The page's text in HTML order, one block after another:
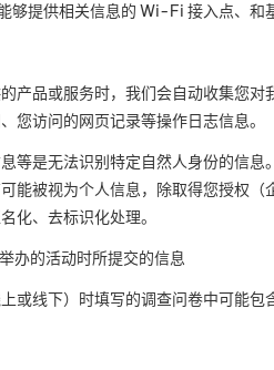
够提供相关信息的 Wi-Fi 接入点、和
产品或服务时，我们会自动收集您
您访问的网页记录等操作日志信息。
等是无法识别特定自然人身份的信
能被视为个人信息，除取得您授权（
化、去标识化处理。
办的活动时所提交的信息
或线下）时填写的调查问卷中可能